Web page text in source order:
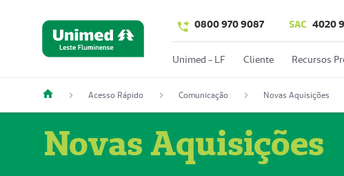
0800 970 9087 SAC 4020
Unimed - LF Cliente Recursos
Acesso Rápido Comunicação Novas Aquisições
Novas Aquisições